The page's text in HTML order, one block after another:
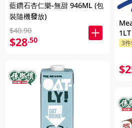
藍鑽石杏仁樂-無甜 946ML (包
裝隨機發放)
$40.90
$28.50
1LT
3